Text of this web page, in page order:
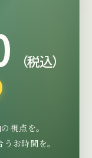
（税込）
視点を。
お時間を。